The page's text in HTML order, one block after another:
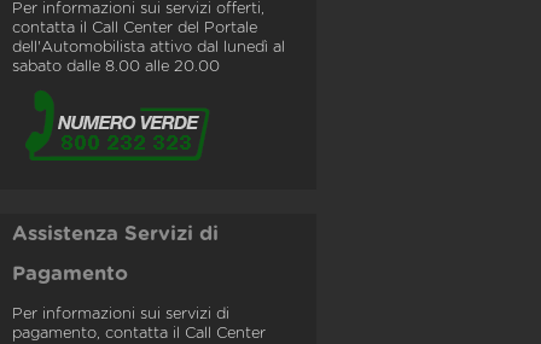
Per informazioni sui servizi offerti,
contatta il Call Center del Portale
dell'Automobilista attivo dal lunedì al
sabato dalle 8.00 alle 20.00
Assistenza Servizi di
Pagamento
Per informazioni sui servizi di
pagamento, contatta il Call Center